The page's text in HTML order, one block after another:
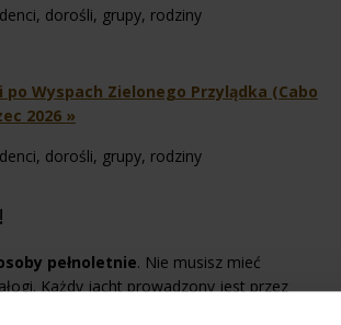
dorośli, grupy, rodziny
po Wyspach Zielonego Przylądka (Cabo
2026 »
dorośli, grupy, rodziny
pełnoletnie. Nie musisz mieć
Każdy jacht prowadzony jest przez